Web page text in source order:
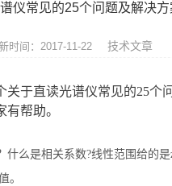
仪常见的25个问题及解决方
时间：2017-11-22 技术文章
关于直读光谱仪常见的25个
有帮助。
什么是相关系数?线性范围给的
。